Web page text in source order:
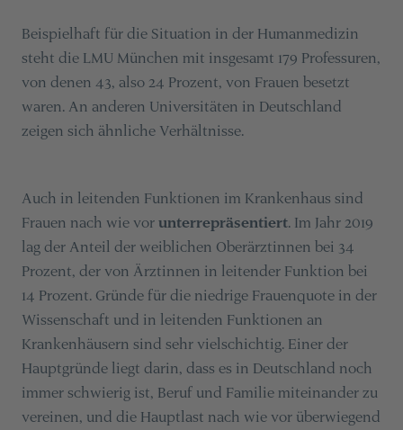
Beispielhaft für die Situation in der Humanmedizin
steht die LMU München mit insgesamt 179 Professuren,
von denen 43, also 24 Prozent, von Frauen besetzt
waren. An anderen Universitäten in Deutschland
zeigen sich ähnliche Verhältnisse.
Auch in leitenden Funktionen im Krankenhaus sind
Frauen nach wie vor unterrepräsentiert. Im Jahr 2019
lag der Anteil der weiblichen Oberärztinnen bei 34
Prozent, der von Ärztinnen in leitender Funktion bei
14 Prozent. Gründe für die niedrige Frauenquote in der
Wissenschaft und in leitenden Funktionen an
Krankenhäusern sind sehr vielschichtig. Einer der
Hauptgründe liegt darin, dass es in Deutschland noch
immer schwierig ist, Beruf und Familie miteinander zu
vereinen, und die Hauptlast nach wie vor überwiegend